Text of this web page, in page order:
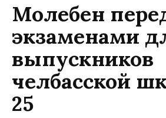
Молебен
экзаменами
выпускников
челбасской
25